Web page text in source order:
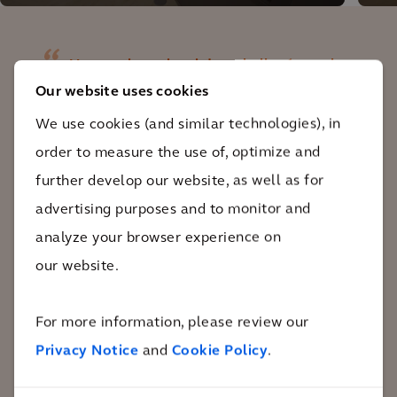
Our website uses cookies
We use cookies (and similar technologies), in
order to measure the use of, optimize and
further develop our website, as well as for
advertising purposes and to monitor and
analyze your browser experience on
our website.
For more information, please review our
Privacy Notice and Cookie Policy.
escritório.
que permite que um excelente trabalho
seja realizado. Quer seja para inovar,
colaborar, criar ou simplesmente fazer
coisas acontecerem como devem ser, os
estimulante e sustentável para passar
meu tempo.